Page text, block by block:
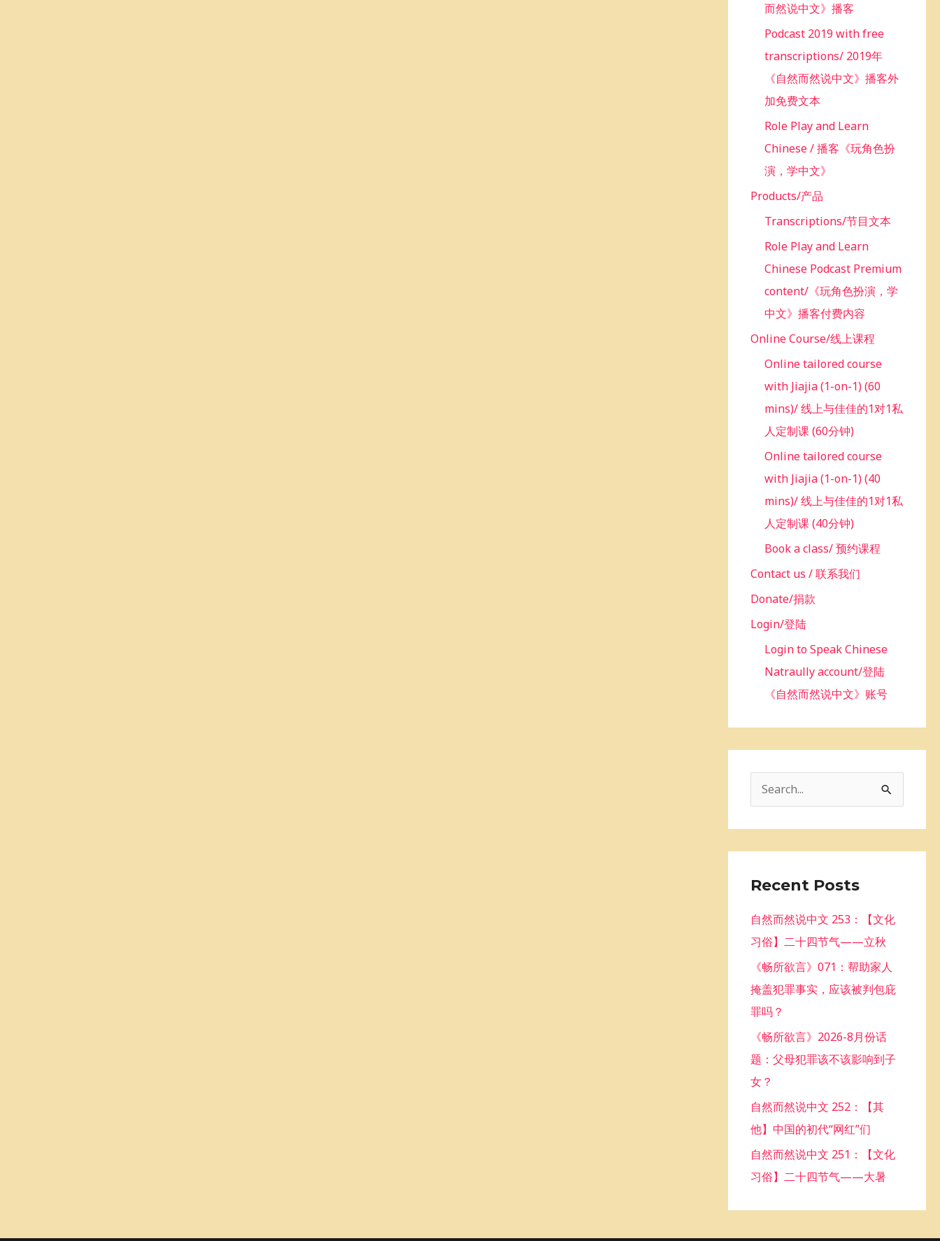
而然说中文》播客
Podcast 2019 with free
transcriptions/ 2019年
《自然而然说中文》播客外
加免费文本
Role Play and Learn
Chinese / 播客《玩角色扮
演，学中文》
Products/产品
Transcriptions/节目文本
Role Play and Learn
Chinese Podcast Premium
content/《玩角色扮演，学
中文》播客付费内容
Online Course/线上课程
Online tailored course
with Jiajia (1-on-1) (60
mins)/ 线上与佳佳的1对1私
人定制课 (60分钟)
Online tailored course
with Jiajia (1-on-1) (40
mins)/ 线上与佳佳的1对1私
人定制课 (40分钟)
Book a class/ 预约课程
Contact us / 联系我们
Donate/捐款
Login/登陆
Login to Speak Chinese
Natraully account/登陆
《自然而然说中文》账号
c
f
o
:
Recent Posts
自然而然说中文 253：【文化
习俗】二十四节气——立秋
《畅所欲言》071：帮助家人
掩盖犯罪事实，应该被判包庇
罪吗？
《畅所欲言》2026-8月份话
题：父母犯罪该不该影响到子
女？
自然而然说中文 252：【其
他】中国的初代“网红”们
自然而然说中文 251：【文化
习俗】二十四节气——大暑